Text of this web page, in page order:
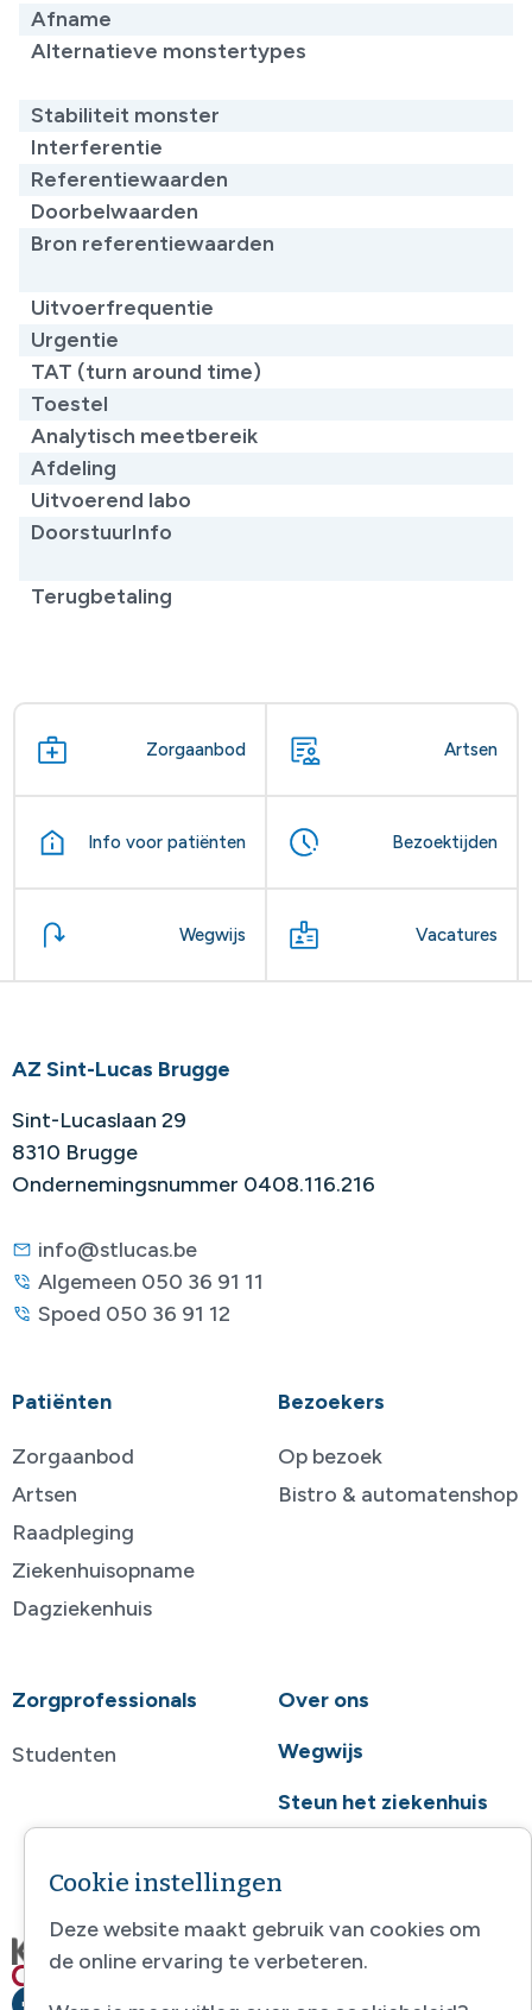
Afname
Alternatieve monstertypes
Stabiliteit monster
Interferentie
Referentiewaarden
Doorbelwaarden
Bron referentiewaarden
Uitvoerfrequentie
Urgentie
TAT (turn around time)
Toestel
Analytisch meetbereik
Afdeling
Uitvoerend labo
DoorstuurInfo
Terugbetaling
Zorgaanbod Artsen
Info voor patiënten Bezoektijden
Wegwijs Vacatures
AZ Sint-Lucas Brugge
Sint-Lucaslaan 29
8310 Brugge
Ondernemingsnummer 0408.116.216
info@stlucas.be
Algemeen 050 36 91 11
Spoed 050 36 91 12
Patiënten
Zorgaanbod
Artsen
Raadpleging
Ziekenhuisopname
Dagziekenhuis
Bezoekers
Op bezoek
Bistro & automatenshop
Zorgprofessionals
Studenten
Over ons
Wegwijs
Steun het ziekenhuis
Cookie instellingen
Deze website maakt gebruik van cookies om
de online ervaring te verbeteren.